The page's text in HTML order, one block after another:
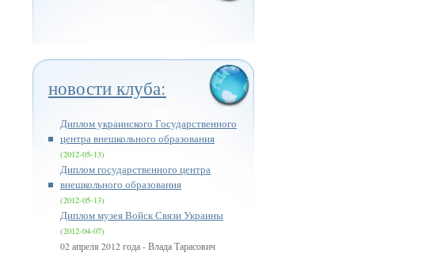
новости клуба:
Диплом украинского Государственного
центра внешкольного образования
(2012-05-13)
Диплом государственного центра
внешкольного образования
(2012-05-13)
Диплом музея Войск Связи Украины
(2012-04-07)
02 апреля 2012 года - Влада Тарасович